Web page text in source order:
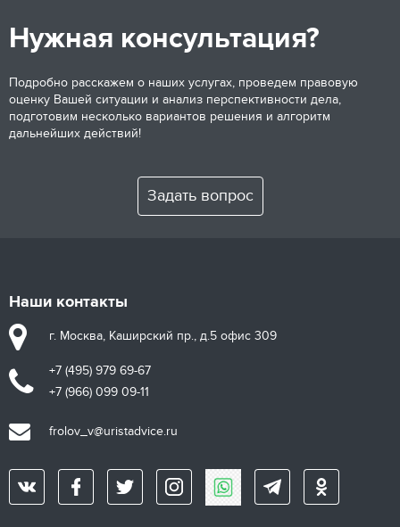
Нужная консультация?
Подробно расскажем о наших услугах, проведем правовую
оценку Вашей ситуации и анализ перспективности дела,
подготовим несколько вариантов решения и алгоритм
дальнейших действий!
Задать вопрос
Наши контакты
г. Москва, Каширский пр., д.5 офис 309
+7 (495) 979 69-67
+7 (966) 099 09-11
frolov_v@uristadvice.ru